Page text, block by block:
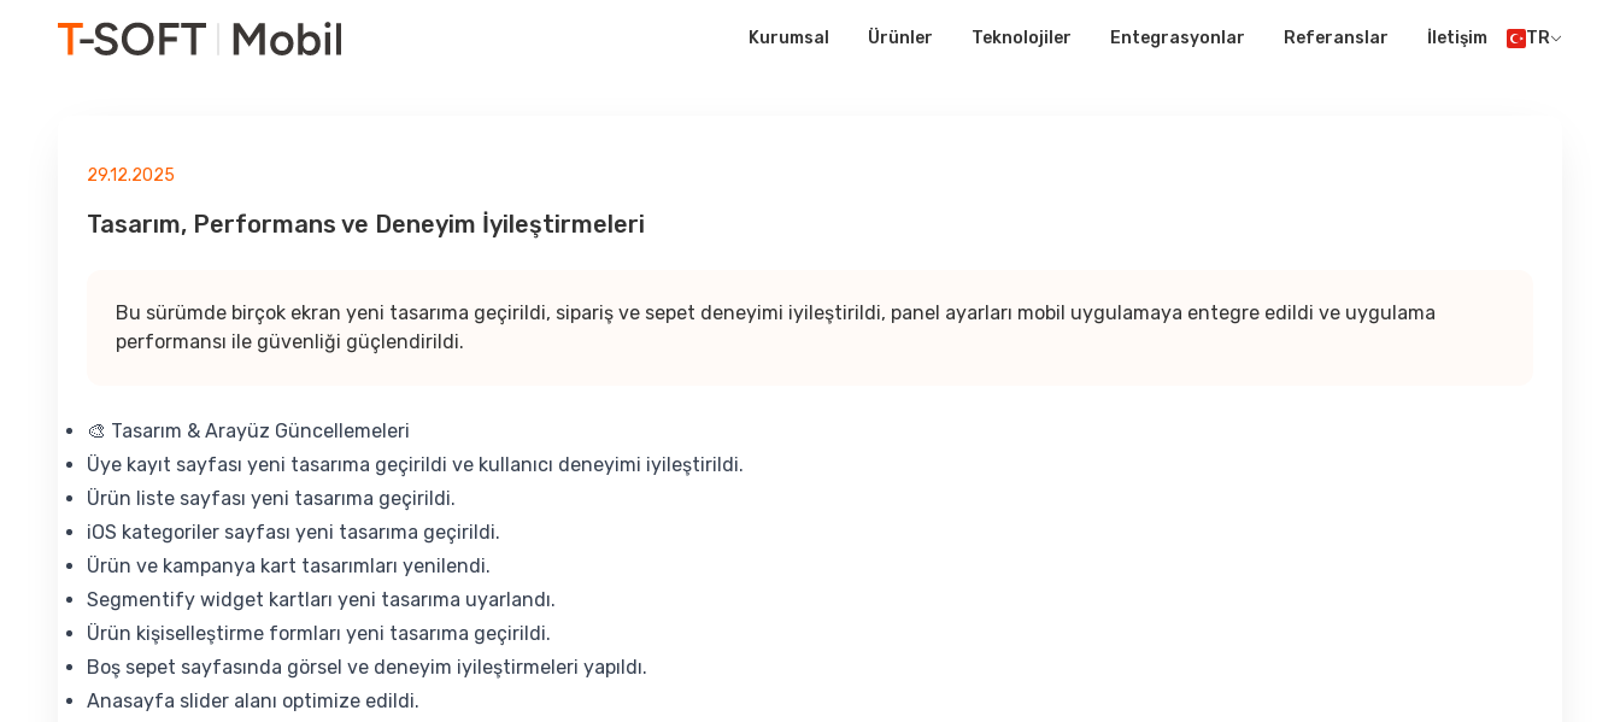
Kurumsal Ürünler Teknolojiler Entegrasyonlar Referanslar İletişim TR
29.12.2025
Tasarım, Performans ve Deneyim İyileştirmeleri
Bu sürümde birçok ekran yeni tasarıma geçirildi, sipariş ve sepet deneyimi iyileştirildi, panel ayarları mobil uygulamaya entegre edildi ve uygulama
performansı ile güvenliği güçlendirildi.
🎨 Tasarım & Arayüz Güncellemeleri
Üye kayıt sayfası yeni tasarıma geçirildi ve kullanıcı deneyimi iyileştirildi.
Ürün liste sayfası yeni tasarıma geçirildi.
iOS kategoriler sayfası yeni tasarıma geçirildi.
Ürün ve kampanya kart tasarımları yenilendi.
Segmentify widget kartları yeni tasarıma uyarlandı.
Ürün kişiselleştirme formları yeni tasarıma geçirildi.
Boş sepet sayfasında görsel ve deneyim iyileştirmeleri yapıldı.
Anasayfa slider alanı optimize edildi.